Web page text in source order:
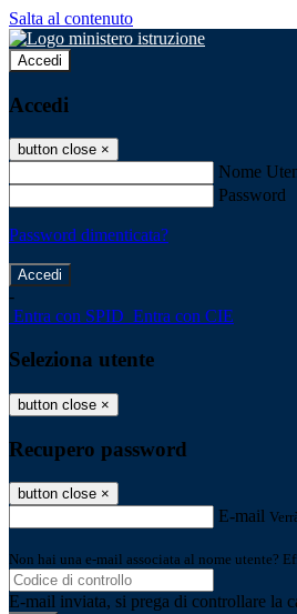
Salta al contenuto
Accedi
Accedi
button close ×
Nome
Password
Password dimenticata?
-
Entra con SPID Entra con CIE
Seleziona utente
button close ×
Recupero password
button close ×
E-mail
Non hai una e-mail associata al nome utente?
E-mail inviata, si prega di controllare la